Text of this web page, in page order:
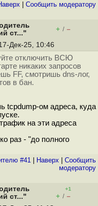
Cообщить модератору
ст..."
+ / –
Дек-25, 10:46
отключить ВСЮ
никаких запросов
FF, смотришь dns-лог,
в бан.
tcpdump-ом адреса, куда
на эти адреса
раз - "до полного
#41 Наверх
Cообщить
модератору
ст..."
+1
+ / –